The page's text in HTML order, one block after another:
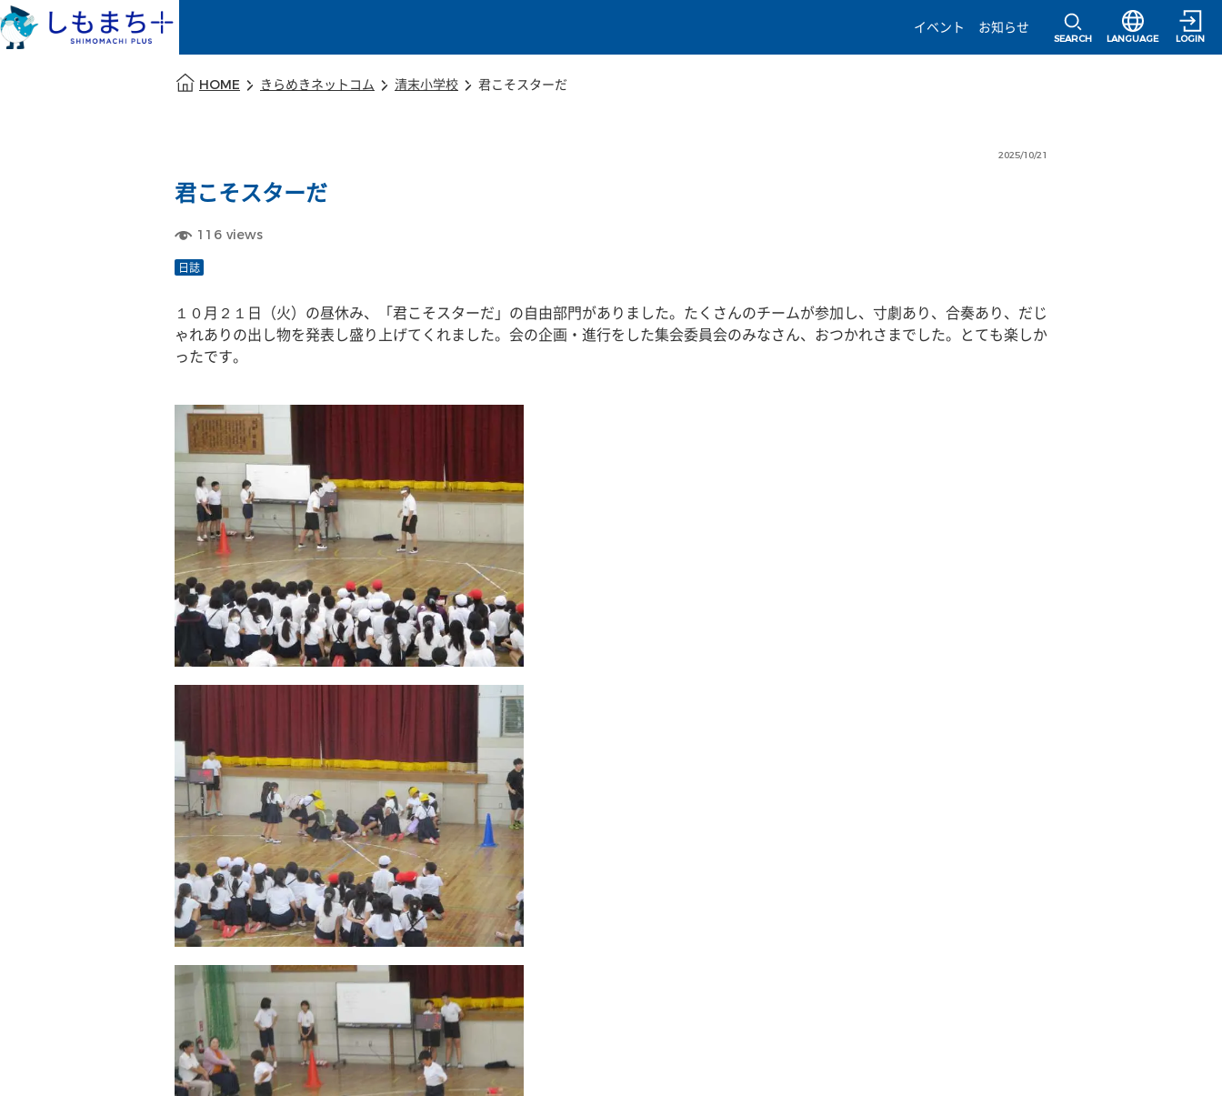
イベント
お知らせ
SEARCH
選択すると言語
LANGUAGE LOGIN
HOME きらめきネットコム 清末小学校 君こそスターだ
2025/10/21
君こそスターだ
116 views
日誌
１０月２１日（火）の昼休み、「君こそスターだ」の自由部門がありました。たくさんのチームが参加し、寸劇あり、合奏あり、だじ
ゃれありの出し物を発表し盛り上げてくれました。会の企画・進行をした集会委員会のみなさん、おつかれさまでした。とても楽しか
ったです。